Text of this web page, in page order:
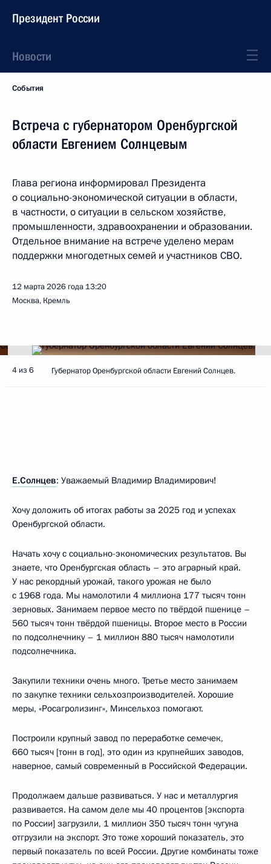
Президент России
Новости
События
Встреча с губернатором Оренбургской
области Евгением Солнцевым
Глава региона информировал Президента
о социально-экономической ситуации в области,
в частности, о ситуации в сельском хозяйстве,
промышленности, здравоохранении и образовании.
Отдельное внимание на встрече уделено мерам
поддержки многодетных семей и участников СВО.
12 марта 2026 года 13:20
Москва, Кремль
4 из 6 Губернатор Оренбургской области Евгений Солнцев.
Е.Солнцев: Уважаемый Владимир Владимирович!
Хочу доложить об итогах работы за 2025 год и успехах
Оренбургской области.
Начать хочу с социально-экономических результатов. Вы
знаете, что Оренбургская область – это аграрный край.
У нас рекордный урожай, такого урожая не было
с 1968 года. Мы намолотили 4 миллиона 177 тысяч тонн
зерновых. Занимаем первое место по твёрдой пшенице –
560 тысяч тонн твёрдой пшеницы. Второе место в России
по подсолнечнику – 1 миллион 880 тысяч намолотили
подсолнечника.
Закупили техники очень много. Третье место занимаем
по закупке техники сельхозпроизводителей. Хорошие
меры, «Росагролизинг», Минсельхоз помогают.
Построили крупный завод по переработке семечек,
660 тысяч [тонн в год], это один из крупнейших заводов,
наверное, самый современный в Российской Федерации.
Продолжаем дальше развиваться. У нас и металлургия
развивается. На самом деле мы 40 процентов [экспорта
по России] загрузили, 1 миллион 350 тысяч тонн чугуна
отгрузили на экспорт. Это тоже хороший показатель, это
первый показатель по всей России. Другие комбинаты тоже